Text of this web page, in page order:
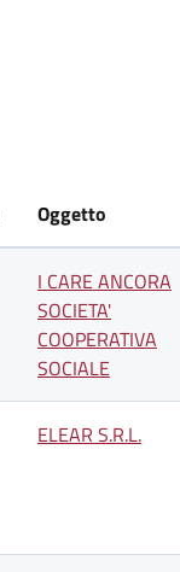
Oggetto
I CARE ANCORA
SOCIETA'
COOPERATIVA
SOCIALE
ELEAR S.R.L.